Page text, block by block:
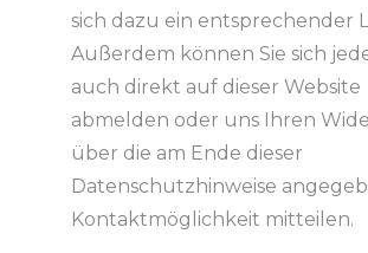
sich dazu ein entsprechender
Außerdem können Sie sich
auch direkt auf dieser Website
abmelden oder uns Ihren
über die am Ende dieser
Datenschutzhinweise
Kontaktmöglichkeit mitteilen.